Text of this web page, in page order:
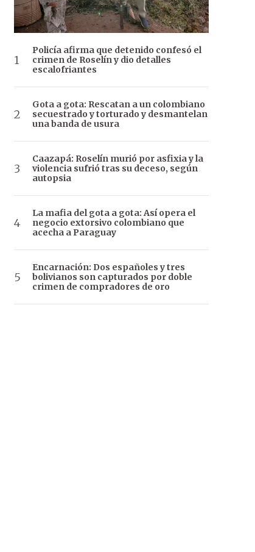
Policía afirma que detenido confesó el
crimen de Roselín y dio detalles
escalofriantes
Gota a gota: Rescatan a un colombiano
secuestrado y torturado y desmantelan
una banda de usura
Caazapá: Roselín murió por asfixia y la
violencia sufrió tras su deceso, según
autopsia
La mafia del gota a gota: Así opera el
negocio extorsivo colombiano que
acecha a Paraguay
Encarnación: Dos españoles y tres
bolivianos son capturados por doble
crimen de compradores de oro